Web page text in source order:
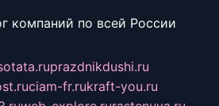
компаний по всей России
prazdnikdushi.ru
ciam-fr.rukraft-you.ru